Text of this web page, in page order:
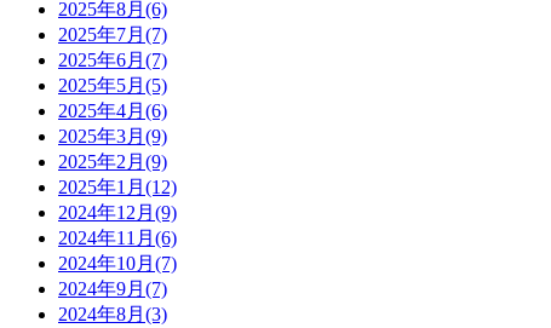
2025年8月(6)
2025年7月(7)
2025年6月(7)
2025年5月(5)
2025年4月(6)
2025年3月(9)
2025年2月(9)
2025年1月(12)
2024年12月(9)
2024年11月(6)
2024年10月(7)
2024年9月(7)
2024年8月(3)